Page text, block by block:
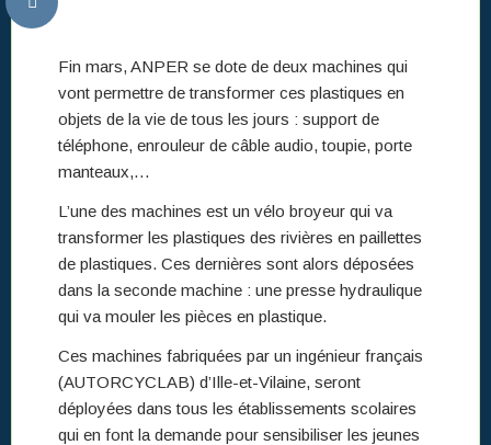
Fin mars, ANPER se dote de deux machines qui
vont permettre de transformer ces plastiques en
objets de la vie de tous les jours : support de
téléphone, enrouleur de câble audio, toupie, porte
manteaux,…
L’une des machines est un vélo broyeur qui va
transformer les plastiques des rivières en paillettes
de plastiques. Ces dernières sont alors déposées
dans la seconde machine : une presse hydraulique
qui va mouler les pièces en plastique.
Ces machines fabriquées par un ingénieur français
(AUTORCYCLAB) d’Ille-et-Vilaine, seront
déployées dans tous les établissements scolaires
qui en font la demande pour sensibiliser les jeunes